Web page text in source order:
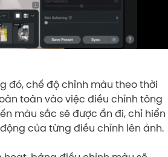
đó, chế độ chỉnh màu theo thời
toàn vào việc điều chỉnh tông
màu sắc sẽ được ẩn đi, chỉ hiển
của từng điều chỉnh lên ảnh.